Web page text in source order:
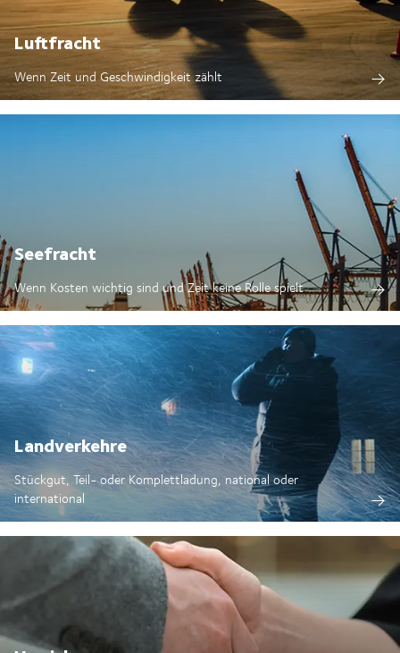
Luftfracht
Wenn Zeit und Geschwindigkeit zählt
Seefracht
Wenn Kosten wichtig sind und Zeit keine Rolle spielt
Landverkehre
Stückgut, Teil- oder Komplettladung, national oder
international